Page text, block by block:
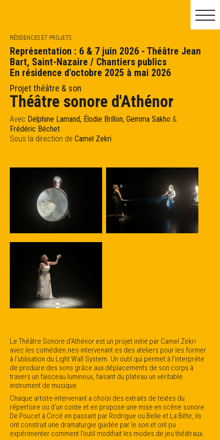
MAI JUIN
RÉSIDENCES ET PROJETS
Représentation : 6 & 7 juin 2026 - Théâtre Jean
Bart, Saint-Nazaire / Chantiers publics
En résidence d'octobre 2025 à mai 2026
Projet théâtre & son
Théâtre sonore d'Athénor
Avec Delphine Lamand, Élodie Brillon, Gemma Sakho &
Frédéric Béchet
Sous la direction de Camel Zekri
Le Théâtre Sonore d'Athénor est un projet initié par Camel Zekri
avec les comédien.nes-intervenant.es des ateliers pour les former
à l'utilisation du Light Wall System. Un outil qui permet à l'interprète
de produire des sons grâce aux déplacements de son corps à
travers un faisceau lumineux, faisant du plateau un véritable
instrument de musique.
Chaque artiste-intervenant a choisi des extraits de textes du
répertoire ou d'un conte et en propose une mise en scène sonore.
De Poucet à Circé en passant par Rodrigue ou Belle et La Bête, ils
ont construit une dramaturgie guidée par le son et ont pu
expérimenter comment l’outil modifiait les modes de jeu théâtraux.